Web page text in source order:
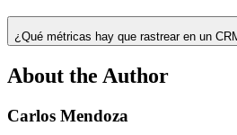
¿Qué métricas hay que rastrear en un
About the Author
Carlos Mendoza